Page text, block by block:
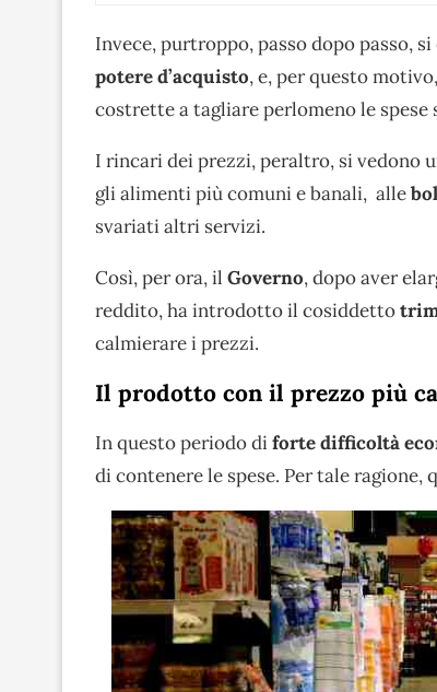
Invece, purtroppo, passo dopo passo,
potere d’acquisto, e, per questo
costrette a tagliare perlomeno le spese
I rincari dei prezzi, peraltro, si vedono
gli alimenti più comuni e banali, alle
svariati altri servizi.
Così, per ora, il Governo, dopo aver
reddito, ha introdotto il cosiddetto
calmierare i prezzi.
Il prodotto con il prezzo più
In questo periodo diforte difficoltà
di contenere le spese. Per tale ragione,